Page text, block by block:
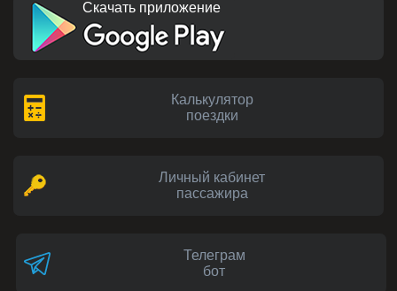
Скачать приложение
Калькулятор
поездки
Личный кабинет
пассажира
Телеграм
бот